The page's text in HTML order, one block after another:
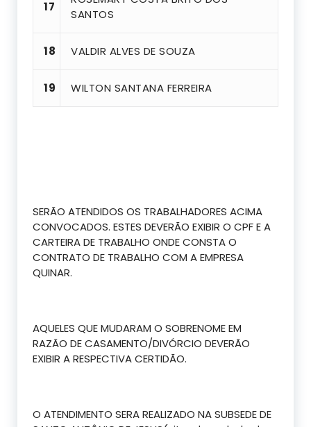
17
SANTOS
18 VALDIR ALVES DE SOUZA
19 WILTON SANTANA FERREIRA
SERÃO ATENDIDOS OS TRABALHADORES ACIMA
CONVOCADOS. ESTES DEVERÃO EXIBIR O CPF E A
CARTEIRA DE TRABALHO ONDE CONSTA O
CONTRATO DE TRABALHO COM A EMPRESA
QUINAR.
AQUELES QUE MUDARAM O SOBRENOME EM
RAZÃO DE CASAMENTO/DIVÓRCIO DEVERÃO
EXIBIR A RESPECTIVA CERTIDÃO.
O ATENDIMENTO SERA REALIZADO NA SUBSEDE DE